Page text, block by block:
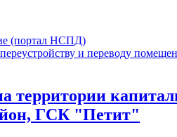
(портал НСПД)
и переводу
территории
ГСК "Петит"